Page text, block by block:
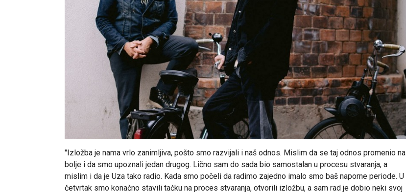
"Izložba je nama vrlo zanimljiva, pošto smo razvijali i naš odnos. Mislim da se taj odnos promenio na
bolje i da smo upoznali jedan drugog. Lično sam do sada bio samostalan u procesu stvaranja, a
mislim i da je Uza tako radio. Kada smo počeli da radimo zajedno imalo smo baš naporne periode. U
četvrtak smo konačno stavili tačku na proces stvaranja, otvorili izložbu, a sam rad je dobio neki svoj